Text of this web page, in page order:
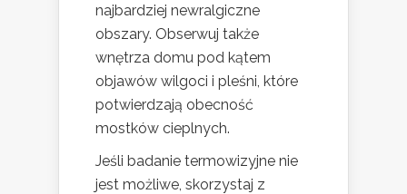
najbardziej newralgiczne
obszary. Obserwuj także
wnętrza domu pod kątem
objawów wilgoci i pleśni, które
potwierdzają obecność
mostków cieplnych.
Jeśli badanie termowizyjne nie
jest możliwe, skorzystaj z